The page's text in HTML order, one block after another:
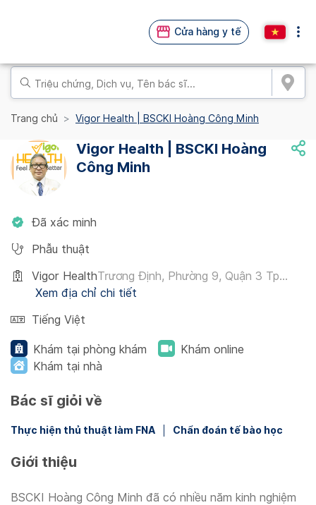
Cửa hàng y tế
Trang chủ Vigor Health | BSCKI Hoàng Công Minh
Vigor Health | BSCKI Hoàng
Công Minh
Đã xác minh
Phẫu thuật
Vigor HealthTrương Định, Phường 9, Quận 3 Tp...
Xem địa chỉ chi tiết
Tiếng Việt
Khám tại phòng khám
Khám online
Khám tại nhà
Bác sĩ giỏi về
Thực hiện thủ thuật làm FNA Chẩn đoán tế bào học
Giới thiệu
BSCKI Hoàng Công Minh đã có nhiều năm kinh nghiệm